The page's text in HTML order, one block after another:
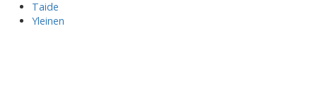
Taide
Yleinen